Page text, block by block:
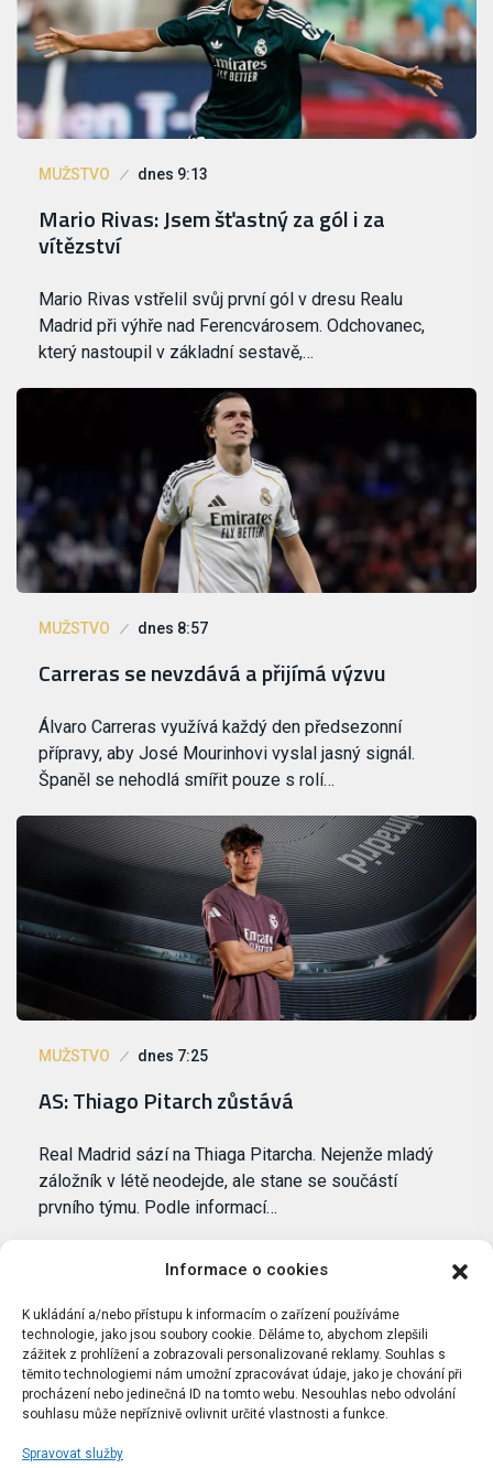
Informace o cookies
K ukládání a/nebo přístupu k informacím o zařízení používáme
technologie, jako jsou soubory cookie. Děláme to, abychom zlepšili
zážitek z prohlížení a zobrazovali personalizované reklamy. Souhlas s
těmito technologiemi nám umožní zpracovávat údaje, jako je chování při
procházení nebo jedinečná ID na tomto webu. Nesouhlas nebo odvolání
souhlasu může nepříznivě ovlivnit určité vlastnosti a funkce.
Spravovat služby
MUŽSTVO dnes 9:13
Mario Rivas: Jsem šťastný za gól i za
vítězství
Mario Rivas vstřelil svůj první gól v dresu Realu
Madrid při výhře nad Ferencvárosem. Odchovanec,
který nastoupil v základní sestavě,…
MUŽSTVO dnes 8:57
Carreras se nevzdává a přijímá výzvu
Álvaro Carreras využívá každý den předsezonní
přípravy, aby José Mourinhovi vyslal jasný signál.
Španěl se nehodlá smířit pouze s rolí…
MUŽSTVO dnes 7:25
AS: Thiago Pitarch zůstává
Real Madrid sází na Thiaga Pitarcha. Nejenže mladý
záložník v létě neodejde, ale stane se součástí
prvního týmu. Podle informací…